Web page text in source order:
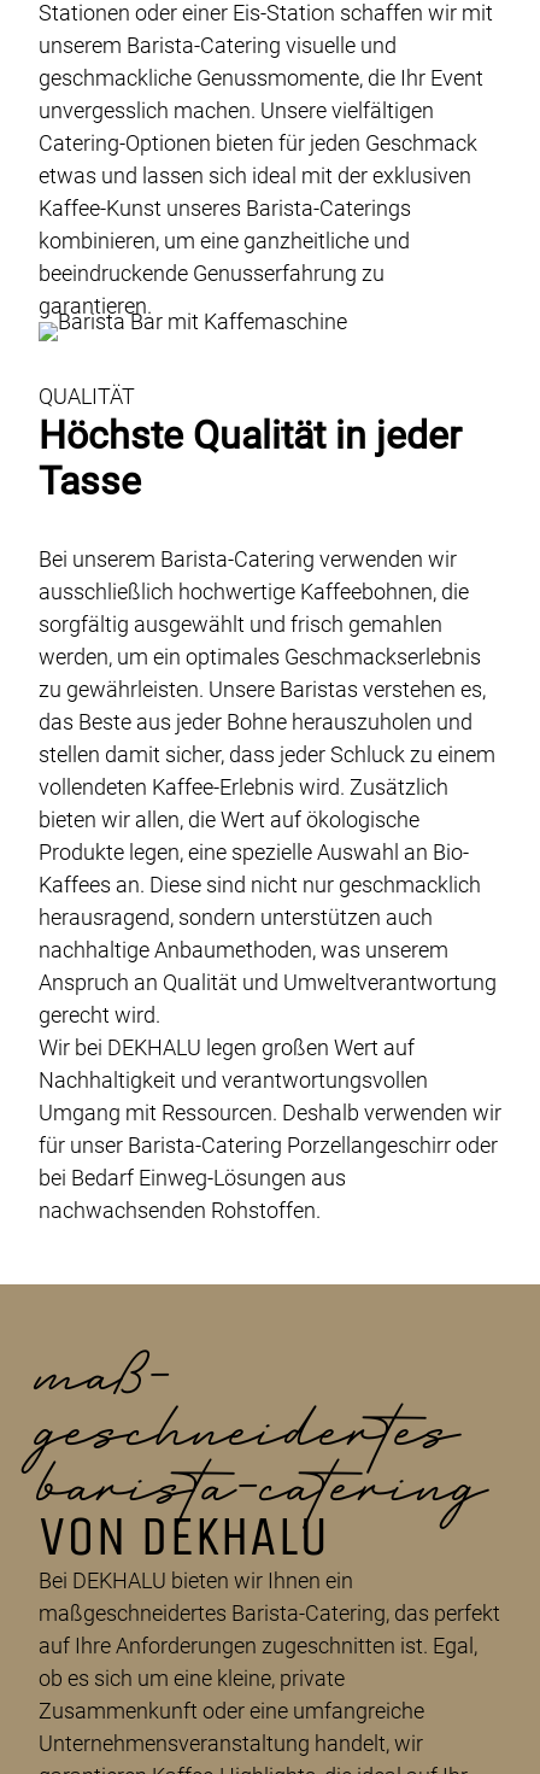
Stationen oder einer Eis-Station schaffen wir mit
unserem Barista-Catering visuelle und
geschmackliche Genussmomente, die Ihr Event
unvergesslich machen. Unsere vielfältigen
Catering-Optionen bieten für jeden Geschmack
etwas und lassen sich ideal mit der exklusiven
Kaffee-Kunst unseres Barista-Caterings
kombinieren, um eine ganzheitliche und
beeindruckende Genusserfahrung zu
garantieren.
QUALITÄT
Höchste Qualität in jeder
Tasse
Bei unserem Barista-Catering verwenden wir
ausschließlich hochwertige Kaffeebohnen, die
sorgfältig ausgewählt und frisch gemahlen
werden, um ein optimales Geschmackserlebnis
zu gewährleisten. Unsere Baristas verstehen es,
das Beste aus jeder Bohne herauszuholen und
stellen damit sicher, dass jeder Schluck zu einem
vollendeten Kaffee-Erlebnis wird. Zusätzlich
bieten wir allen, die Wert auf ökologische
Produkte legen, eine spezielle Auswahl an Bio-
Kaffees an. Diese sind nicht nur geschmacklich
herausragend, sondern unterstützen auch
nachhaltige Anbaumethoden, was unserem
Anspruch an Qualität und Umweltverantwortung
gerecht wird.
Wir bei DEKHALU legen großen Wert auf
Nachhaltigkeit und verantwortungsvollen
Umgang mit Ressourcen. Deshalb verwenden wir
für unser Barista-Catering Porzellangeschirr oder
bei Bedarf Einweg-Lösungen aus
nachwachsenden Rohstoffen.
maß­
geschneidertes
barista-catering
VON DEKHALU
Bei DEKHALU bieten wir Ihnen ein
maßgeschneidertes Barista-Catering, das perfekt
auf Ihre Anforderungen zugeschnitten ist. Egal,
ob es sich um eine kleine, private
Zusammenkunft oder eine umfangreiche
Unternehmensveranstaltung handelt, wir